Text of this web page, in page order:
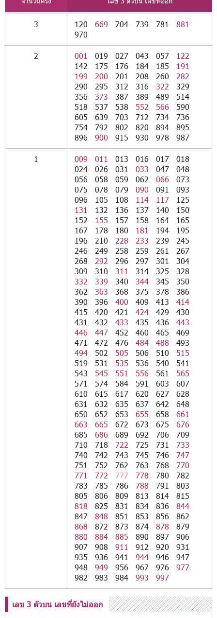
3 120 669 704 739 781
881
970
2 001 019 027 043 057
122
142
175 176 184 185
191
199
200 201 208 260
282
290
295 312 316 322
329
356
373 387 389 489
514
518
537 538 552 566
590
605
639 703 712 734
736
754
792 802 820 894
895
896
900 915 930 978 987
1 009 011 013 016 017
018
024
026 031 033 047
048
056
058 059 062 066
073
075
078 079 090 091
093
096
105 108 114 117
125
131
132 136 137 140
150
152
155 157 158 164
165
167
178 180 181 194
195
196
210 228 233 239
245
246
249 258 259 261
267
268
292 296 297 301
304
309
310 311 314 325
328
332
339 340 344 345
350
362
363 368 375 378
386
390
396 400 409 413
414
415
420 421 424 429
430
431
432 433 435 436
443
446
447 452 460 465
469
471
472 476 484 488
493
494
502 505 506 510
515
519
531 535 536 540
541
543
545 551 556 561
565
571
574 584 591 603
607
610
615 617 620 627
628
631
632 635 637 642
648
650
652 653 655 658
661
663
665 672 673 675
676
685
686 689 692 706
709
710
718 722 725 731
733
740
742 743 745 746
747
751
752 762 763 768
770
771
772 777 778 780
782
783
785 786 788 791
803
805
806 809 813 814
815
818
825 831 834 836
844
847
848 851 853 856
862
868
872 873 874 878
879
880
884 885 890 897
906
907
908 911 912 920
931
935
936 941 944 946
947
948
949 956 967 976
977
982
983 984 993 997
เลข 3 ตัวบน เลขที่ยังไม่ออก